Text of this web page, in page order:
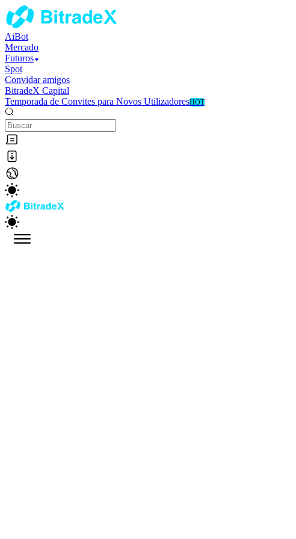
AiBot
Mercado
Futuros
Spot
Convidar amigos
BitradeX Capital
Temporada de Convites para Novos UtilizadoresHOT